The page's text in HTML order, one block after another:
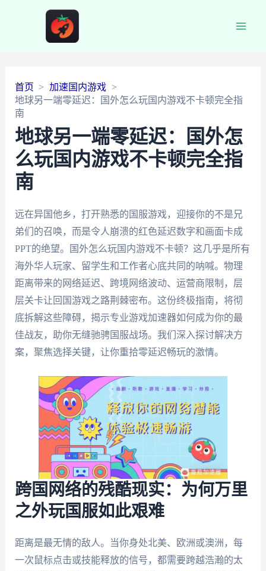
首页
加速国内游戏
地球另一端零延迟：国外怎么玩国内游戏不卡顿完全指
南
地球另一端零延迟：国外怎
么玩国内游戏不卡顿完全指
南
远在异国他乡，打开熟悉的国服游戏，迎接你的不是兄
弟们的召唤，而是令人崩溃的红色延迟数字和画面卡成
PPT的绝望。国外怎么玩国内游戏不卡顿？这几乎是所有
海外华人玩家、留学生和工作者心底共同的呐喊。物理
距离带来的网络延迟、跨境网络波动、运营商限制，层
层关卡让回国游戏之路荆棘密布。这份终极指南，将彻
底拆解这些障碍，揭示专业游戏加速器如何成为你的最
佳战友，助你无缝驰骋国服战场。我们深入探讨解决方
案，聚焦选择关键，让你重拾零延迟畅玩的激情。
跨国网络的残酷现实：为何万里
之外玩国服如此艰难
距离是最无情的敌人。当你身处北美、欧洲或澳洲，每
一次鼠标点击或技能释放的信号，都需要跨越浩瀚的太